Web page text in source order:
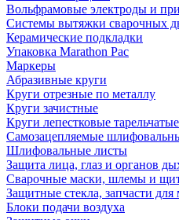
Вольфрамовые электроды и
Системы вытяжки сварочных
Керамические подкладки
Упаковка Marathon Pac
Маркеры
Абразивные круги
Круги отрезные по металлу
Круги зачистные
Круги лепестковые тарельчатые
Самозацепляемые
Шлифовальные листы
Защита лица, глаз и органов
Сварочные маски, шлемы и
Защитные стекла, запчасти для
Блоки подачи воздуха